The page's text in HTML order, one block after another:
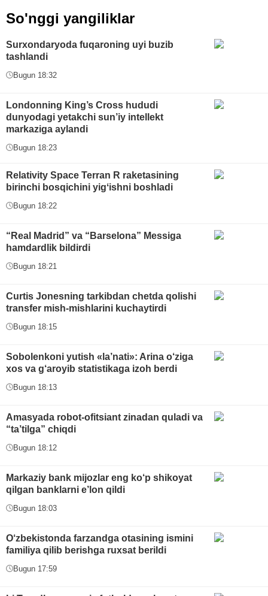
So'nggi yangiliklar
Surxondaryoda fuqaroning uyi buzib
tashlandi
Bugun 18:32
Londonning King’s Cross hududi
dunyodagi yetakchi sun’iy intellekt
markaziga aylandi
Bugun 18:23
Relativity Space Terran R raketasining
birinchi bosqichini yigʻishni boshladi
Bugun 18:22
“Real Madrid” va “Barselona” Messiga
hamdardlik bildirdi
Bugun 18:21
Curtis Jonesning tarkibdan chetda qolishi
transfer mish-mishlarini kuchaytirdi
Bugun 18:15
Sobolenkoni yutish «la’nati»: Arina o‘ziga
xos va g‘aroyib statistikaga izoh berdi
Bugun 18:13
Amasyada robot-ofitsiant zinadan quladi va
“ta’tilga” chiqdi
Bugun 18:12
Markaziy bank mijozlar eng ko‘p shikoyat
qilgan banklarni e’lon qildi
Bugun 18:03
O‘zbekistonda farzandga otasining ismini
familiya qilib berishga ruxsat berildi
Bugun 17:59